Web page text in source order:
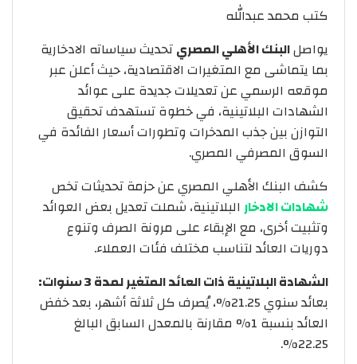
كتب محمد عبدالله
يواصلالبنك الأهلي المصريتحديث سياساته الادخارية
بما يتماشى مع المتغيرات الاقتصادية، حيث أعلن عبر
موقعه الرسمي عن تعديلات جديدة على عوائد
الشهادات البلاتينية، في خطوة تستهدف تحقيق
التوازن بين جذب المدخرات وتطورات أسعار الفائدة في
السوق المصرفي المصري.
كشف البنك الأهلي المصري عن حزمة تحديثات تخص
شهادات الادخار البلاتينية، شملت تعديل بعض العوائد
وتثبيت أخرى، مع الإبقاء على مرونة الصرف وتنوع
دوريات العائد لتناسب مختلف فئات العملاء.
الشهادة البلاتينية ذات العائد المتغير لمدة 3 سنوات:
بعائد سنوي 21.25%، يُصرف كل ثلاثة أشهر، بعد خفض
العائد بنسبة 1% مقارنة بالمعدل السابق البالغ
22.25%.